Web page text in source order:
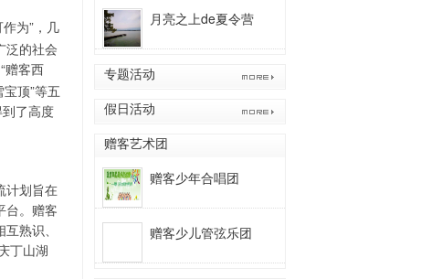
为”，几
泛的社会
赠客西
顶”等五
了高度
计划旨在
台。赠客
熟识、
丁山湖
实践活动] 02-02
[陈乙欧] [赠客网网络编辑社会
实践活动]
[肖仁宇]
实践活动] 02-02
[代嘉庆][赠客网网络编辑社会
实践活动]
[陶一铭][赠客网网络编辑社会
实践活动]
[李昕瞳][赠客网网络编辑社会
践活动]
01-18
[杨晨旭] [2024赠客川西藏区助
学夏令营] 07-16
[王蔺之][2024赠客川西藏区助
学夏令营]
[简子钧]
学夏令营] 07-16
[黄琬媛][2024赠客川西藏区助
月亮之上de夏令营
专题活动
假日活动
赠客艺术团
赠客少年合唱团
赠客少儿管弦乐团